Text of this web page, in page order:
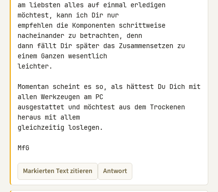
am liebsten alles auf einmal erledigen
möchtest, kann ich Dir nur
empfehlen die Komponenten schrittweise
nacheinander zu betrachten, denn
dann fällt Dir später das Zusammensetzen zu
einem Ganzen wesentlich
leichter.
Momentan scheint es so, als hättest Du Dich mit
allen Werkzeugen am PC
ausgestattet und möchtest aus dem Trockenen
heraus mit allem
gleichzeitig loslegen.
MfG
Markierten Text zitieren Antwort